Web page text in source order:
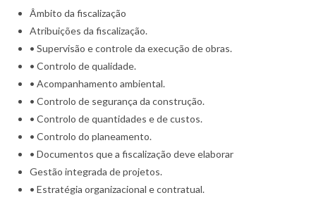
Âmbito da fiscalização
Atribuições da fiscalização.
• Supervisão e controle da execução de obras.
• Controlo de qualidade.
• Acompanhamento ambiental.
• Controlo de segurança da construção.
• Controlo de quantidades e de custos.
• Controlo do planeamento.
• Documentos que a fiscalização deve elaborar
Gestão integrada de projetos.
• Estratégia organizacional e contratual.